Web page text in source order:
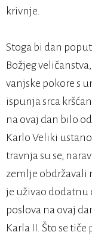
krivnje.
Stoga bi dan
Božjeg
vanjske pokore s
ispunja srca
na ovaj dan bilo
Karlo Veliki
travnja su se,
zemlje obdržavali
je uživao dodatnu
poslova na ovaj
Karla II. Što se